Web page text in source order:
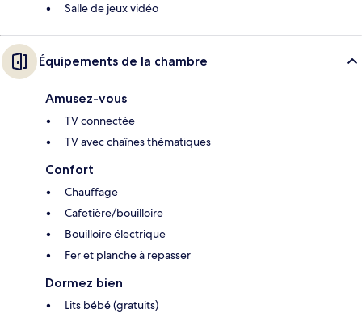
Salle de jeux vidéo
Équipements de la chambre
Amusez-vous
TV connectée
TV avec chaînes thématiques
Confort
Chauffage
Cafetière/bouilloire
Bouilloire électrique
Fer et planche à repasser
Dormez bien
Lits bébé (gratuits)